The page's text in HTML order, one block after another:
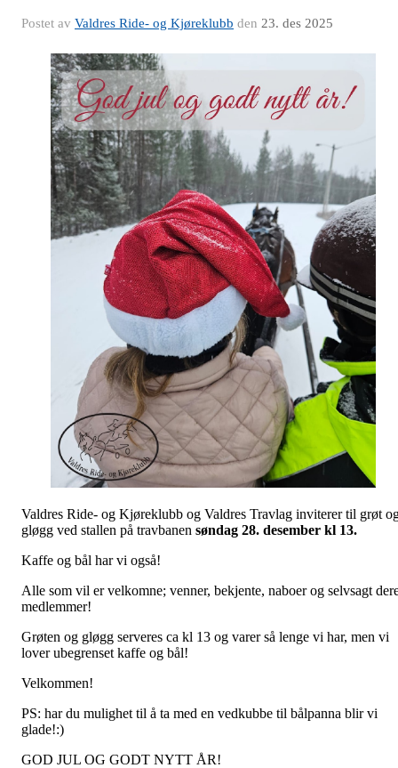
Postet av Valdres Ride- og Kjøreklubb den 23. des 2025
Valdres Ride- og Kjøreklubb og Valdres Travlag inviterer til grøt
gløgg ved stallen på travbanen søndag 28. desember kl 13.
Kaffe og bål har vi også!
Alle som vil er velkomne; venner, bekjente, naboer og selvsagt
medlemmer!
Grøten og gløgg serveres ca kl 13 og varer så lenge vi har, men vi
lover ubegrenset kaffe og bål!
Velkommen!
PS: har du mulighet til å ta med en vedkubbe til bålpanna blir vi
glade!:)
GOD JUL OG GODT NYTT ÅR!